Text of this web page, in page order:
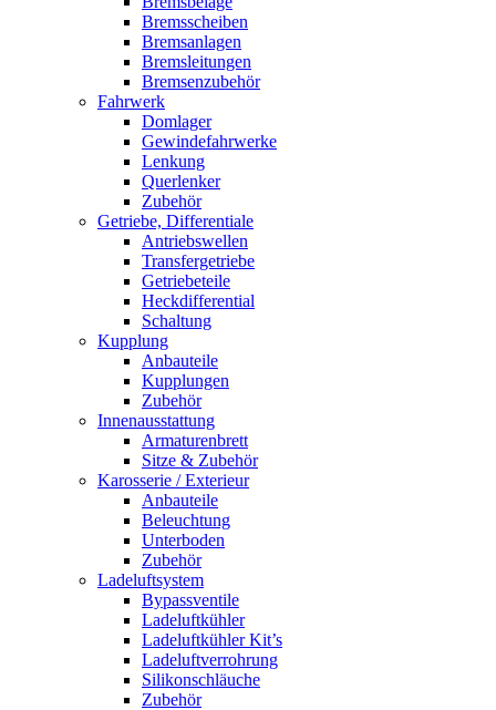
Bremsscheiben
Bremsanlagen
Bremsleitungen
Bremsenzubehör
Fahrwerk
Domlager
Gewindefahrwerke
Lenkung
Querlenker
Zubehör
Getriebe, Differentiale
Antriebswellen
Transfergetriebe
Getriebeteile
Heckdifferential
Schaltung
Kupplung
Anbauteile
Kupplungen
Zubehör
Innenausstattung
Armaturenbrett
Sitze & Zubehör
Karosserie / Exterieur
Anbauteile
Beleuchtung
Unterboden
Zubehör
Ladeluftsystem
Bypassventile
Ladeluftkühler
Ladeluftkühler Kit’s
Ladeluftverrohrung
Silikonschläuche
Zubehör